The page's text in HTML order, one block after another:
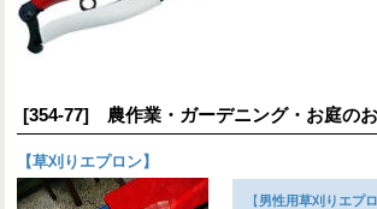
[354-77] 農作業・ガーデニング・お庭の
【草刈りエプロン】
【男性用草刈りエプ